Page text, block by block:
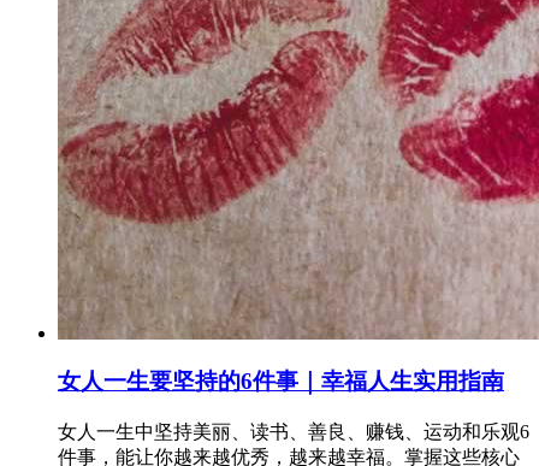
女人一生要坚持的6件事｜幸福人生实用指南
女人一生中坚持美丽、读书、善良、赚钱、运动和乐观6
件事，能让你越来越优秀，越来越幸福。掌握这些核心